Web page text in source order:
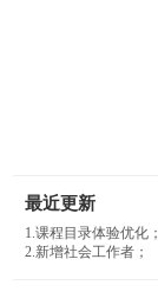
最近更新
1.课程目录体验优化；
2.新增社会工作者；